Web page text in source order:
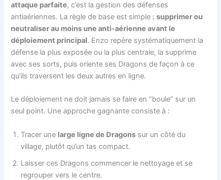
attaque parfaite, c’est la gestion des défenses
antiaériennes. La règle de base est simple :supprimer ou
neutraliser au moins une anti-aérienne avant le
déploiement principal. Enzo repère systématiquement la
défense la plus exposée ou la plus centrale, la supprime
avec ses sorts, puis oriente ses Dragons de façon à ce
qu’ils traversent les deux autres en ligne.
Le déploiement ne doit jamais se faire en “boule” sur un
seul point. Une approche gagnante consiste à :
Tracer une large ligne de Dragons sur un côté du
village, plutôt qu’un tas compact.
Laisser ces Dragons commencer le nettoyage et se
regrouper vers le centre.